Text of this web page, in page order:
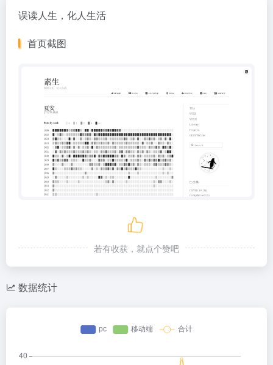
误读人生，化人生活
首页截图
若有收获，就点个赞吧
数据统计